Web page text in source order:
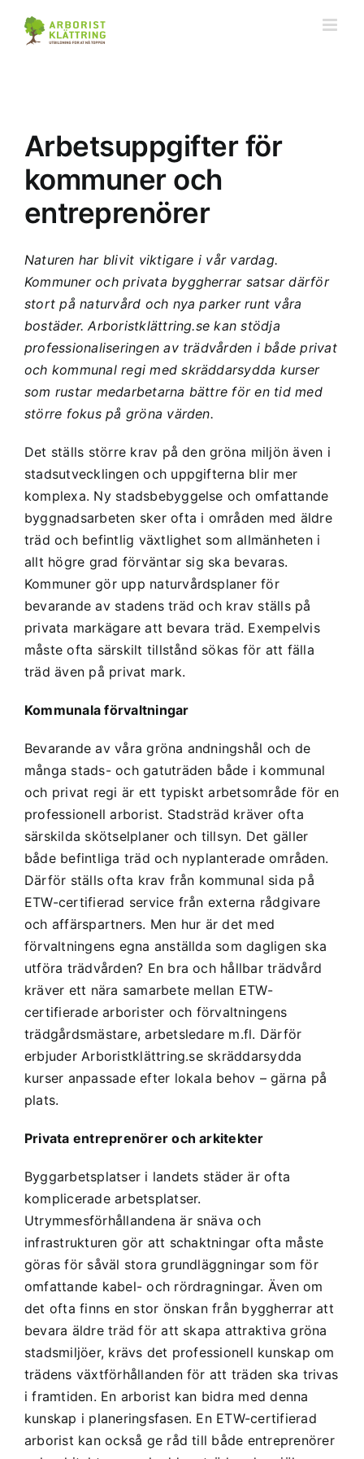
Arbetsuppgifter för
kommuner och
entreprenörer
Naturen har blivit viktigare i vår vardag.
Kommuner och privata byggherrar satsar därför
stort på naturvård och nya parker runt våra
bostäder. Arboristklättring.se kan stödja
professionaliseringen av trädvården i både privat
och kommunal regi med skräddarsydda kurser
som rustar medarbetarna bättre för en tid med
större fokus på gröna värden.
Det ställs större krav på den gröna miljön även i
stadsutvecklingen och uppgifterna blir mer
komplexa. Ny stadsbebyggelse och omfattande
byggnadsarbeten sker ofta i områden med äldre
träd och befintlig växtlighet som allmänheten i
allt högre grad förväntar sig ska bevaras.
Kommuner gör upp naturvårdsplaner för
bevarande av stadens träd och krav ställs på
privata markägare att bevara träd. Exempelvis
måste ofta särskilt tillstånd sökas för att fälla
träd även på privat mark.
Kommunala förvaltningar
Bevarande av våra gröna andningshål och de
många stads- och gatuträden både i kommunal
och privat regi är ett typiskt arbetsområde för en
professionell arborist. Stadsträd kräver ofta
särskilda skötselplaner och tillsyn. Det gäller
både befintliga träd och nyplanterade områden.
Därför ställs ofta krav från kommunal sida på
ETW-certifierad service från externa rådgivare
och affärspartners. Men hur är det med
förvaltningens egna anställda som dagligen ska
utföra trädvården? En bra och hållbar trädvård
kräver ett nära samarbete mellan ETW-
certifierade arborister och förvaltningens
trädgårdsmästare, arbetsledare m.fl. Därför
erbjuder Arboristklättring.se skräddarsydda
kurser anpassade efter lokala behov – gärna på
plats.
Privata entreprenörer och arkitekter
Byggarbetsplatser i landets städer är ofta
komplicerade arbetsplatser.
Utrymmesförhållandena är snäva och
infrastrukturen gör att schaktningar ofta måste
göras för såväl stora grundläggningar som för
omfattande kabel- och rördragningar. Även om
det ofta finns en stor önskan från byggherrar att
bevara äldre träd för att skapa attraktiva gröna
stadsmiljöer, krävs det professionell kunskap om
trädens växtförhållanden för att träden ska trivas
i framtiden. En arborist kan bidra med denna
kunskap i planeringsfasen. En ETW-certifierad
arborist kan också ge råd till både entreprenörer